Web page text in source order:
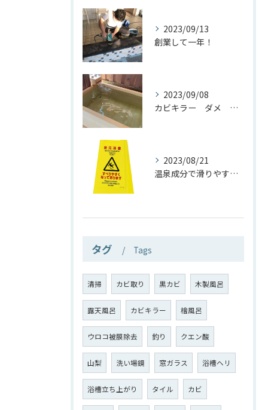
2023/09/13
創業して一年！
2023/09/08
カビキラー ダメ 絶対！
2023/08/21
温泉成分で滑りやすい？ほんと？
タグ Tags
清掃 カビ取り 黒カビ 木製風呂
露天風呂 カビキラー 檜風呂
ウロコ被膜除去 釣り クエン酸
山梨 洗い場鏡 窓ガラス 浴槽ヘリ
浴槽立ち上がり タイル カビ